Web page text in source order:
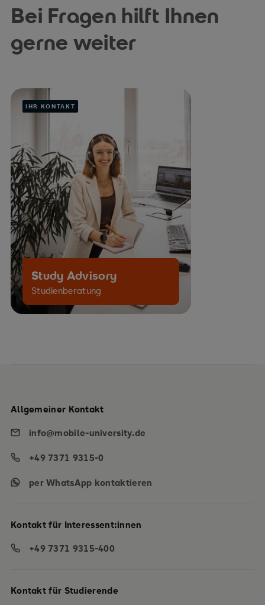
Bei Fragen hilft Ihnen
gerne weiter
IHR KONTAKT
Study Advisory
Studienberatung
Allgemeiner Kontakt
info@mobile-university.de
+49 7371 9315-0
per WhatsApp kontaktieren
Kontakt für Interessent:innen
+49 7371 9315-400
Kontakt für Studierende